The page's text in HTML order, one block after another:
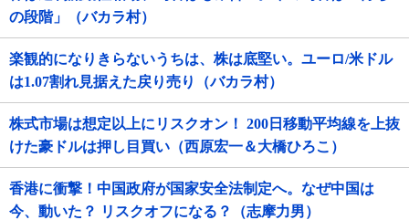
の段階」（バカラ村）
楽観的になりきらないうちは、株は底堅い。ユーロ/米ドル
は1.07割れ見据えた戻り売り（バカラ村）
株式市場は想定以上にリスクオン！ 200日移動平均線を上抜
けた豪ドルは押し目買い（西原宏一＆大橋ひろこ）
香港に衝撃！中国政府が国家安全法制定へ。なぜ中国は
今、動いた？ リスクオフになる？（志摩力男）